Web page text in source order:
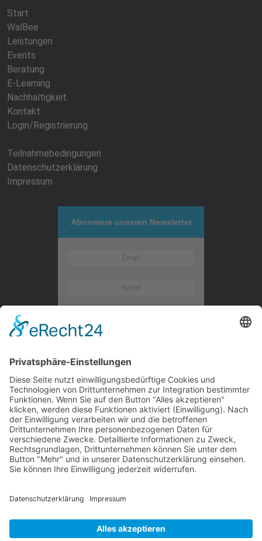
Start
WalBee
Leistungen
Events
Beratung
E-Learning
Nachhaltigkeit
Kontakt
Login/Registrierung
Teilnahmebedingungen
Datenschutzerklärung
Impressum
Abonniere unseren Newsletter
Kontaktieren Sie uns
WalBee
Bizzmade GmbH
Gießereistraße 29
83022 Rosenheim
Tel.:+49 8031 282 09 50
Web:
www.walbee.de